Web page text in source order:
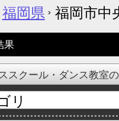
福岡県 福岡市中
果
スクール・ダンス教室